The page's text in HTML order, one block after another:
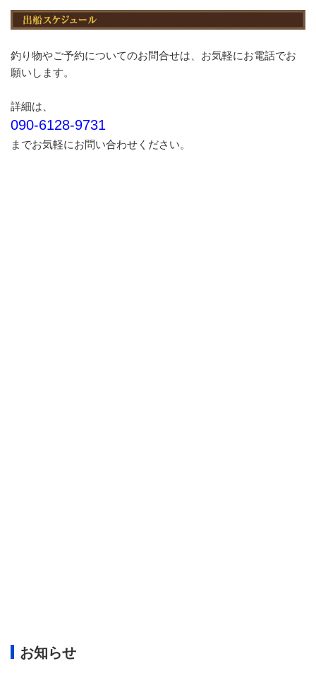
釣り物やご予約についてのお問合せは、お気軽にお電話でお
願いします。
詳細は、
090-6128-9731
までお気軽にお問い合わせください。
お知らせ